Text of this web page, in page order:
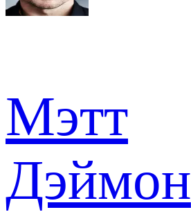
Мэтт
Дэймон